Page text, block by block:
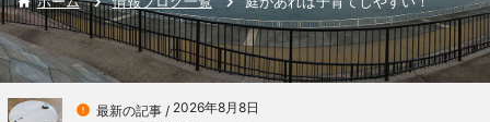
 最新の記事 / 2026年8月8日